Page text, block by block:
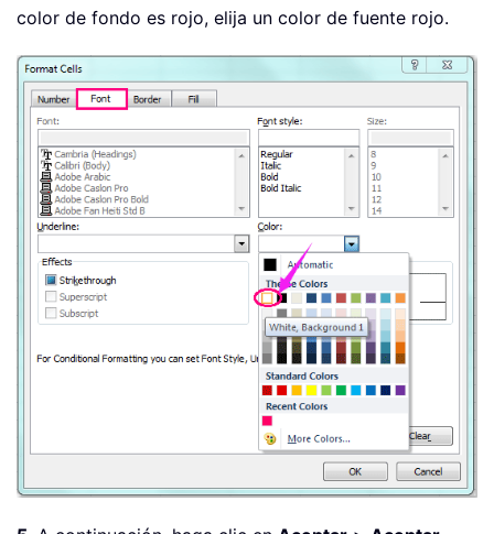
color de fondo es rojo, elija un color de fuente rojo.